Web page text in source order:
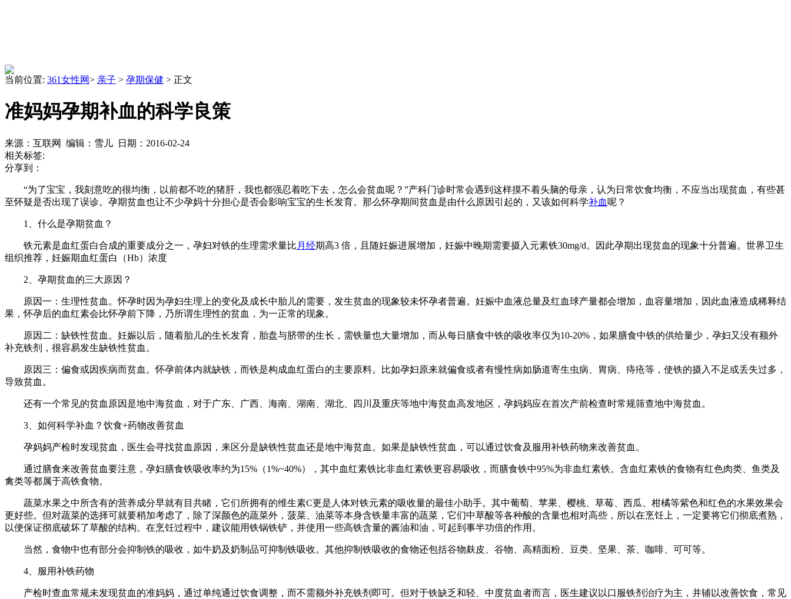
当前位置: 361女性网> 亲子 > 孕期保健 > 正文
准妈妈孕期补血的科学良策
来源：互联网 编辑：雪儿 日期：2016-02-24
相关标签:
分享到：
“为了宝宝，我刻意吃的很均衡，以前都不吃的猪肝，我也都强忍着吃下去，怎么会贫血呢？”产科门诊时常会遇到这样摸不着头脑的母亲，认为日常饮食均衡，不应当出现贫血，有些甚
至怀疑是否出现了误诊。孕期贫血也让不少孕妈十分担心是否会影响宝宝的生长发育。那么怀孕期间贫血是由什么原因引起的，又该如何科学补血 呢？
1、什么是孕期贫血？
铁元素是血红蛋白合成的重要成分之一，孕妇对铁的生理需求量比 月经期高3 倍，且随妊娠进展增加，妊娠中晚期需要摄入元素铁30mg/d。因此孕期出现贫血的现象十分普遍。世界卫生
组织推荐，妊娠期血红蛋白（Hb）浓度
2、孕期贫血的三大原因？
原因一：生理性贫血。怀孕时因为孕妇生理上的变化及成长中胎儿的需要，发生贫血的现象较未怀孕者普遍。妊娠中血液总量及红血球产量都会增加，血容量增加，因此血液造成稀释结
果，怀孕后的血红素会比怀孕前下降，乃所谓生理性的贫血，为一正常的现象。
原因二：缺铁性贫血。妊娠以后，随着胎儿的生长发育，胎盘与脐带的生长，需铁量也大量增加，而从每日膳食中铁的吸收率仅为10-20%，如果膳食中铁的供给量少，孕妇又没有额外
补充铁剂，很容易发生缺铁性贫血。
原因三：偏食或因疾病而贫血。怀孕前体内就缺铁，而铁是构成血红蛋白的主要原料。比如孕妇原来就偏食或者有慢性病如肠道寄生虫病、胃病、痔疮等，使铁的摄入不足或丢失过多，
导致贫血。
还有一个常见的贫血原因是地中海贫血，对于广东、广西、海南、湖南、湖北、四川及重庆等地中海贫血高发地区，孕妈妈应在首次产前检查时常规筛查地中海贫血。
3、如何科学补血？饮食+药物改善贫血
孕妈妈产检时发现贫血，医生会寻找贫血原因，来区分是缺铁性贫血还是地中海贫血。如果是缺铁性贫血，可以通过饮食及服用补铁药物来改善贫血。
通过膳食来改善贫血要注意，孕妇膳食铁吸收率约为15%（1%~40%），其中血红素铁比非血红素铁更容易吸收，而膳食铁中95%为非血红素铁。含血红素铁的食物有红色肉类、鱼类及
禽类等都属于高铁食物。
蔬菜水果之中所含有的营养成分早就有目共睹，它们所拥有的维生素C更是人体对铁元素的吸收量的最佳小助手。其中葡萄、苹果、樱桃、草莓、西瓜、柑橘等紫色和红色的水果效果会
更好些。但对蔬菜的选择可就要稍加考虑了，除了深颜色的蔬菜外，菠菜、油菜等本身含铁量丰富的蔬菜，它们中草酸等各种酸的含量也相对高些，所以在烹饪上，一定要将它们彻底煮熟，
以便保证彻底破坏了草酸的结构。在烹饪过程中，建议能用铁锅铁铲，并使用一些高铁含量的酱油和油，可起到事半功倍的作用。
当然，食物中也有部分会抑制铁的吸收，如牛奶及奶制品可抑制铁吸收。其他抑制铁吸收的食物还包括谷物麸皮、谷物、高精面粉、豆类、坚果、茶、咖啡、可可等。
4、服用补铁药物
产检时查血常规未发现贫血的准妈妈，通过单纯通过饮食调整，而不需额外补充铁剂即可。但对于铁缺乏和轻、中度贫血者而言，医生建议以口服铁剂治疗为主，并辅以改善饮食，常见